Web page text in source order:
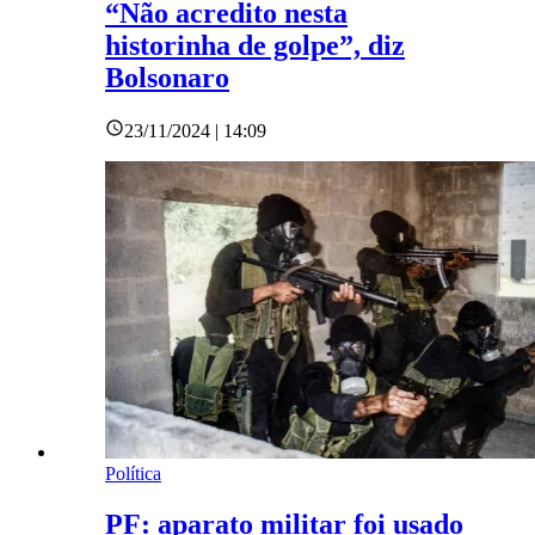
“Não acredito nesta
historinha de golpe”, diz
Bolsonaro
23/11/2024 | 14:09
Política
PF: aparato militar foi usado